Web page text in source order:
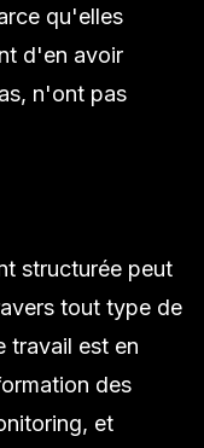
qu'elles
d'en avoir
n'ont pas
structurée peut
tout type de
travail est en
des
et